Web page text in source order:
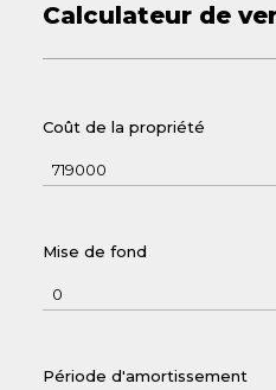
Calculateur de
Coût de la propriété
Mise de fond
Période d'amortissement